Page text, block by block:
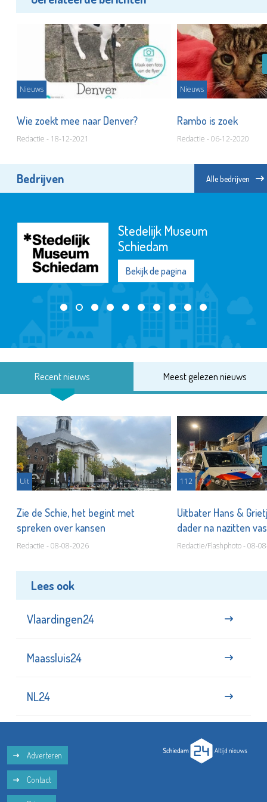
Nieuws
Wie zoekt mee naar Denver?
Redactie - 18-12-2021
Nieuws
Rambo is zoek
Redactie - 06-12-2020
Bedrijven Alle bedrijven
Stedelijk Museum
Schiedam
Bekijk de pagina
Recent nieuws Meest gelezen nieuws
Uit
Zie de Schie, het begint met
spreken over kansen
Redactie - 08-08-2026
112
Uitbater Hans &
dader na nazitten
Redactie/Flashphoto - 08-
Lees ook
Vlaardingen24
Maassluis24
NL24
Adverteren
Contact